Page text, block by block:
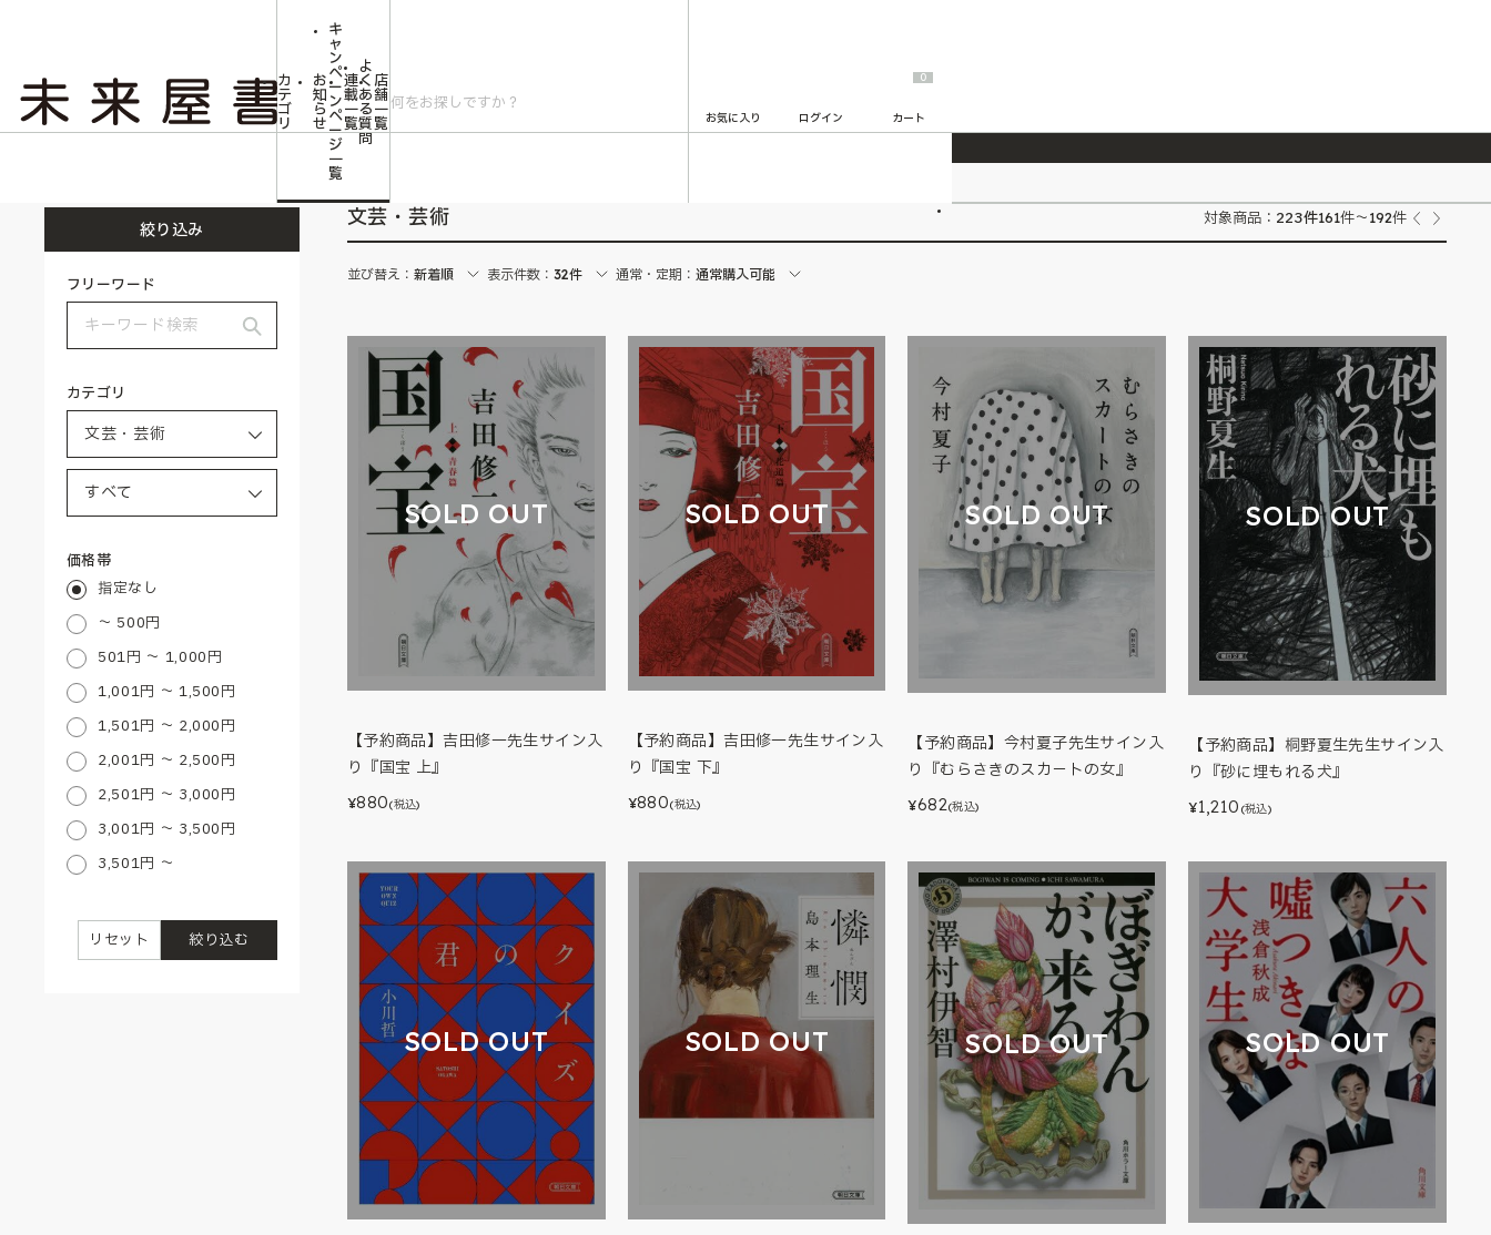
2026/7/23 『ONE PIECE magazine 021 ONE PIECEカード付き同梱版』発売延期のご案内
カ
テ
ゴ
リ
お
知
ら
せ
キ
ャ
ン
ペ
ー
ン
ペ
ー
ジ
一
覧
連
載
一
覧
よ
く
あ
る
質
問
店
舗
一
覧
お気に入り ログイン
0
カート
絞り込み
フリーワード
カテゴリ
価格帯
指定なし
～ 500円
501円 ～ 1,000円
1,001円 ～ 1,500円
1,501円 ～ 2,000円
2,001円 ～ 2,500円
2,501円 ～ 3,000円
3,001円 ～ 3,500円
3,501円 ～
絞り込む
リセット
文芸・芸術 対象商品： 223件161件～192件
並び替え： 新着順 表示件数： 32件 通常・定期： 通常購入可能
SOLD OUT
【予約商品】吉田修一先生サイン入
り『国宝 上』
¥880(税込)
SOLD OUT
【予約商品】吉田修一先生サイン入
り『国宝 下』
¥880(税込)
SOLD OUT
【予約商品】今村夏子先生サイン入
り『むらさきのスカ－トの女』
¥682(税込)
SOLD OUT
【予約商品】桐野夏生先生サイン入
り『砂に埋もれる犬』
¥1,210 (税込)
SOLD OUT SOLD OUT SOLD OUT SOLD OUT